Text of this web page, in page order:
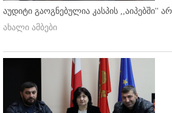
აუდიტი გაოგნებულია კასპის ,,აიპებში''
ახალი ამბები